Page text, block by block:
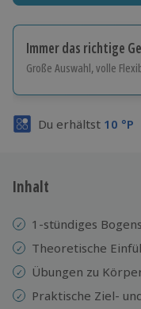
Immer das richtige
Große Auswahl, volle
Volle Flexibilität
3 Jahre gültig &
Du erhältst 10 °P
Inhalt
1-stündiges
Theoretische
Übungen zu
Praktische Ziel-